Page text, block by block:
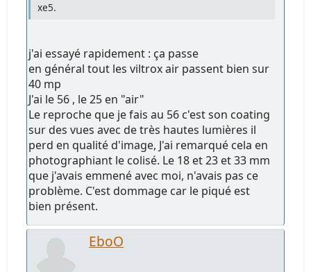
xe5.
j'ai essayé rapidement : ça passe
en général tout les viltrox air passent bien sur
40 mp
J'ai le 56 , le 25 en "air"
Le reproche que je fais au 56 c'est son coating
sur des vues avec de très hautes lumières il
perd en qualité d'image, J'ai remarqué cela en
photographiant le colisé. Le 18 et 23 et 33 mm
que j'avais emmené avec moi, n'avais pas ce
problème. C'est dommage car le piqué est
bien présent.
EboO